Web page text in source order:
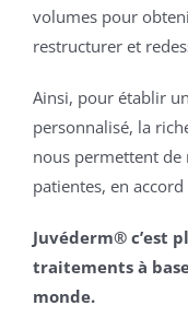
volumes pour
restructurer et
Ainsi, pour établir
personnalisé, la
nous permettent de
patientes, en
Juvéderm® c’est
traitements à
monde.